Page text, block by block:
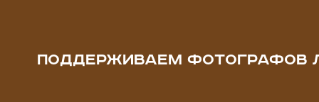
ПОДДЕРЖИВАЕМ ФОТОГРАФОВ